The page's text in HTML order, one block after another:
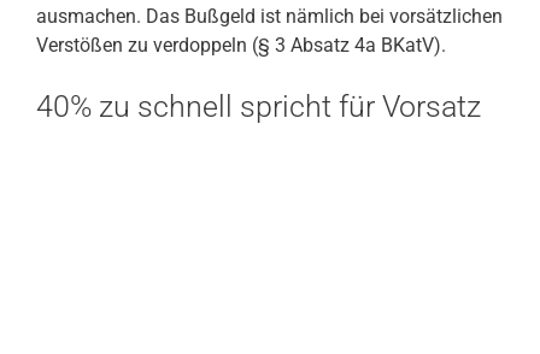
ausmachen. Das Bußgeld ist nämlich bei vorsätzlichen
Verstößen zu verdoppeln (§ 3 Absatz 4a BKatV).
40% zu schnell spricht für Vorsatz